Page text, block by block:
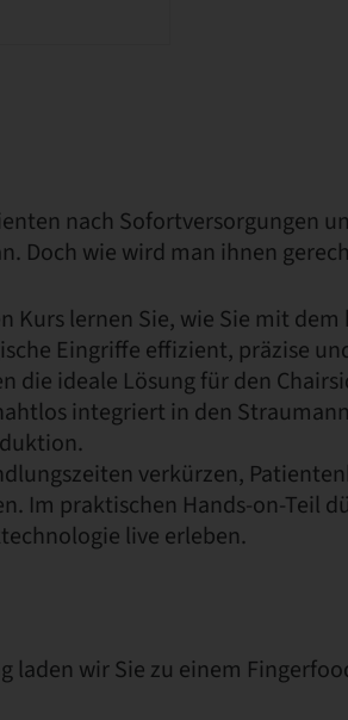
nach Sofortversorgungen
Doch wie wird man ihnen
Kurs lernen Sie, wie Sie mit
Eingriffe effizient, präzise
die ideale Lösung für den
integriert in den
verkürzen,
Im praktischen Hands-on-Teil
live erleben.
laden wir Sie zu einem